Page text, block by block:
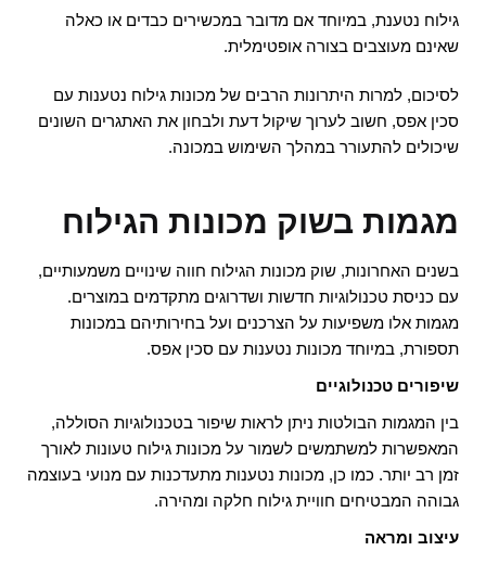
גילוח נטענת, במיוחד אם מדובר במכשירים כבדים או כאלה
שאינם מעוצבים בצורה אופטימלית.
לסיכום, למרות היתרונות הרבים של מכונות גילוח נטענות עם
סכין אפס, חשוב לערוך שיקול דעת ולבחון את האתגרים השונים
שיכולים להתעורר במהלך השימוש במכונה.
מגמות בשוק מכונות הגילוח
בשנים האחרונות, שוק מכונות הגילוח חווה שינויים משמעותיים,
עם כניסת טכנולוגיות חדשות ושדרוגים מתקדמים במוצרים.
מגמות אלו משפיעות על הצרכנים ועל בחירותיהם במכונות
תספורת, במיוחד מכונות נטענות עם סכין אפס.
שיפורים טכנולוגיים
בין המגמות הבולטות ניתן לראות שיפור בטכנולוגיות הסוללה,
המאפשרות למשתמשים לשמור על מכונות גילוח טעונות לאורך
זמן רב יותר. כמו כן, מכונות נטענות מתעדכנות עם מנועי בעוצמה
גבוהה המבטיחים חוויית גילוח חלקה ומהירה.
עיצוב ומראה